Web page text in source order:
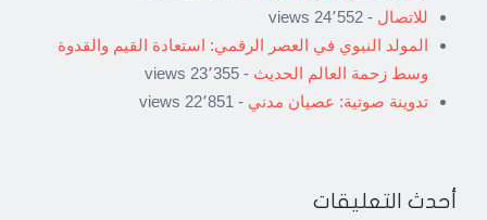
للاتصال - 24٬552 views
المولد النبوي في العصر الرقمي: استعادة القيم والقدوة
وسط زحمة العالم الحديث - 23٬355 views
تدوينة صوتية: عصيان مدني - 22٬851 views
أحدث التعليقات